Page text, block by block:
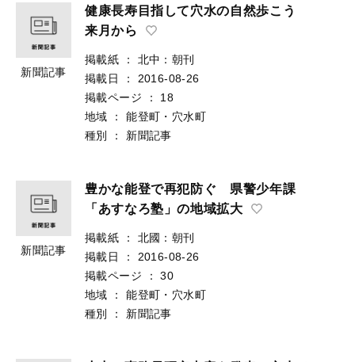
新聞記事
健康長寿目指して穴水の自然歩こう
来月から
掲載紙 ：
北中：朝刊
掲載日
：
2016-08-26
掲載ページ
：
18
地域
：
能登町・穴水町
種別
： 新聞記事
新聞記事
豊かな能登で再犯防ぐ 県警少年課
「あすなろ塾」の地域拡大
掲載紙 ：
北國：朝刊
掲載日
：
2016-08-26
掲載ページ
：
30
地域
：
能登町・穴水町
種別
： 新聞記事